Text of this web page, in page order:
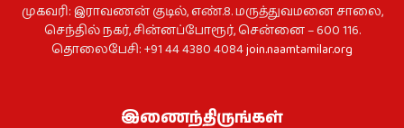
முகவரி: இராவணன் குடில், எண்.8. மருத்துவமனை சாலை,
செந்தில் நகர், சின்னப்போரூர், சென்னை – 600 116.
தொலைபேசி: +91 44 4380 4084join.naamtamilar.org
இணைந்திருங்கள்